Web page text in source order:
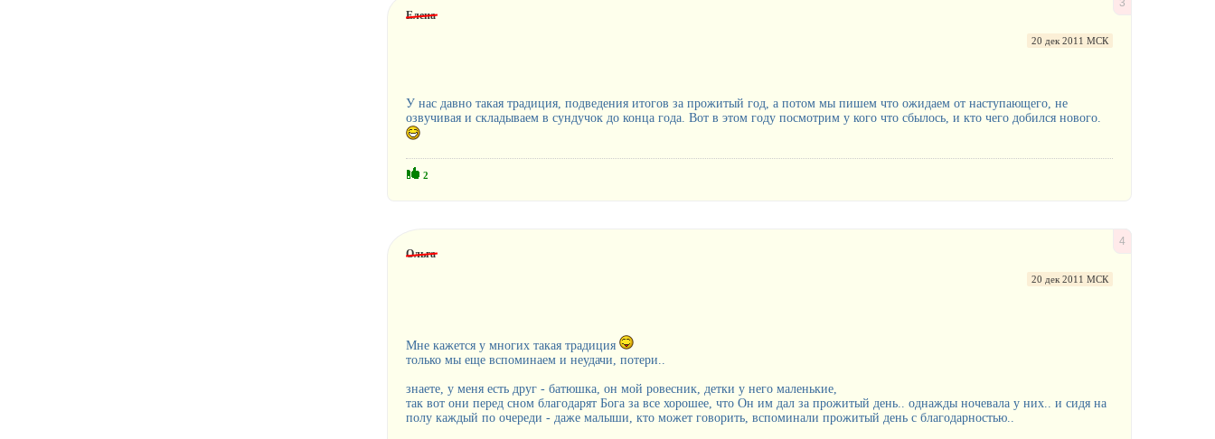
3
Елена
20 дек 2011 МСК
У нас давно такая традиция, подведения итогов за прожитый год, а потом мы пишем что ожидаем от наступающего, не
озвучивая и складываем в сундучок до конца года. Вот в этом году посмотрим у кого что сбылось, и кто чего добился нового.
2
4
Ольга
20 дек 2011 МСК
Мне кажется у многих такая традиция
только мы еще вспоминаем и неудачи, потери..
знаете, у меня есть друг - батюшка, он мой ровесник, детки у него маленькие,
так вот они перед сном благодарят Бога за все хорошее, что Он им дал за прожитый день.. однажды ночевала у них.. и сидя на
полу каждый по очереди - даже малыши, кто может говорить, вспоминали прожитый день с благодарностью..